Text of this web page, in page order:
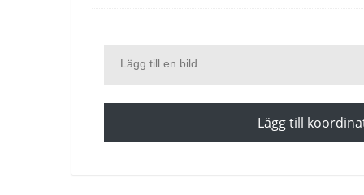
Lägg till en bild
Lägg till